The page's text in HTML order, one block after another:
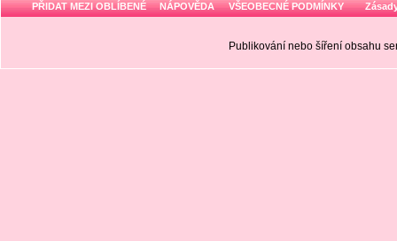
PŘIDAT MEZI OBLÍBENÉ NÁPOVĚDA VŠEOBECNÉ PODMÍNKY
Publikování nebo šíření obsahu